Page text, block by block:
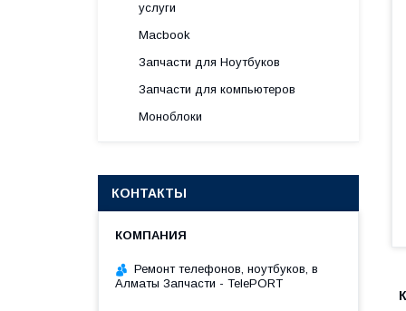
услуги
Macbook
Запчасти для Ноутбуков
Запчасти для компьютеров
Моноблоки
КОНТАКТЫ
Ремонт телефонов, ноутбуков, в
Алматы Запчасти - TelePORT